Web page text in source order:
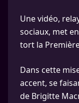
Une vidéo,
sociaux, met
tort la
Dans cette
accent, se
de Brigitte